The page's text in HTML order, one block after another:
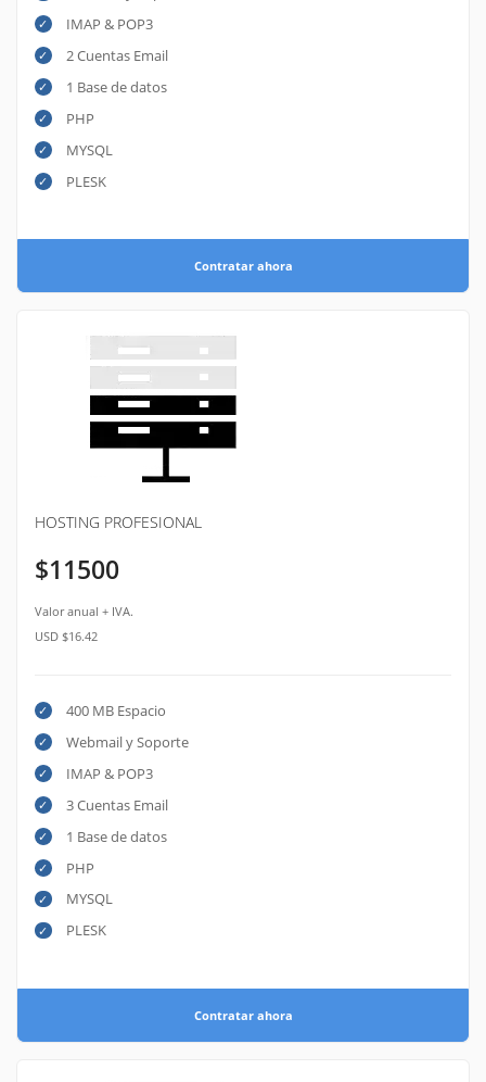
IMAP & POP3
2 Cuentas Email
1 Base de datos
PHP
MYSQL
PLESK
Contratar ahora
HOSTING PROFESIONAL
$11500
Valor anual + IVA.
USD $16.42
400 MB Espacio
Webmail y Soporte
IMAP & POP3
3 Cuentas Email
1 Base de datos
PHP
MYSQL
PLESK
Contratar ahora